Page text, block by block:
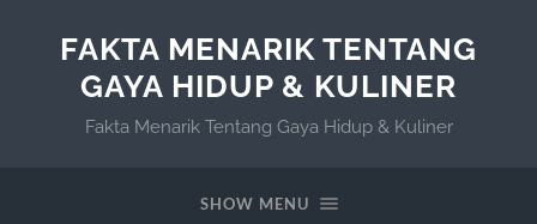
FAKTA MENARIK TENTANG
GAYA HIDUP & KULINER
Fakta Menarik Tentang Gaya Hidup & Kuliner
SHOW MENU